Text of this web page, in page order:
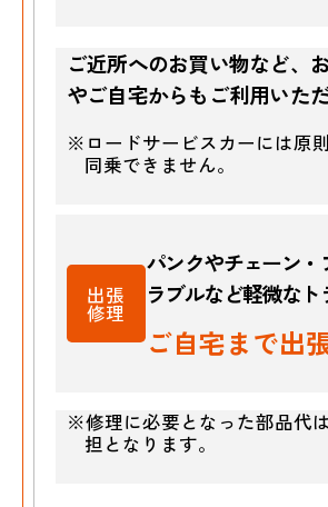
ご近所へのお買い物など、
やご自宅からもご利用いた
※ロードサービスカーには原
同乗できません。
出張
修理
パンクやチェーン・
ラブルなど軽微なト
ご自宅まで出
※修理に必要となった部品代
担となります。